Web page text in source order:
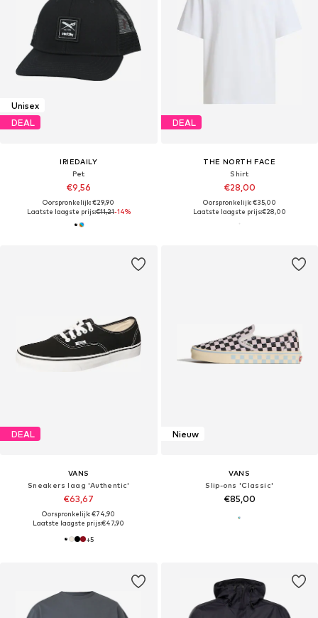
Unisex
DEAL
IRIEDAILY
Pet
€9,56
Oorspronkelijk: €29,90
Laatste laagste prijs:€11,21-14%
DEAL
THE NORTH FACE
Shirt
€28,00
Oorspronkelijk: €35,00
Laatste laagste prijs:€28,00
DEAL
VANS
Sneakers laag 'Authentic'
€63,67
Oorspronkelijk: €74,90
Laatste laagste prijs:€47,90
+5
Nieuw
VANS
Slip-ons 'Classic'
€85,00